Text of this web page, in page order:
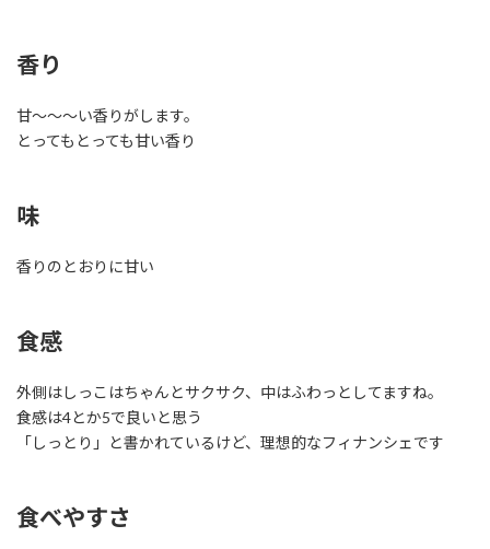
香り
甘〜〜〜い香りがします。
とってもとっても甘い香り
味
香りのとおりに甘い
食感
外側はしっこはちゃんとサクサク、中はふわっとしてますね。
食感は4とか5で良いと思う
「しっとり」と書かれているけど、理想的なフィナンシェです
食べやすさ